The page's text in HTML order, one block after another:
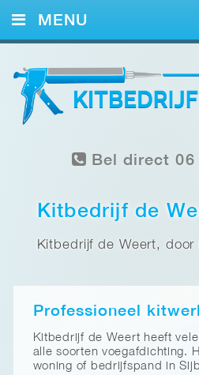
Bel direct 06
MENU
KITWERK
FOTO’S
REFERENTIES
Kitbedrijf de
Kitbedrijf de Weert, door
Professioneel
Kitbedrijf de Weert heeft
alle soorten voegafdichting.
woning of bedrijfspand in